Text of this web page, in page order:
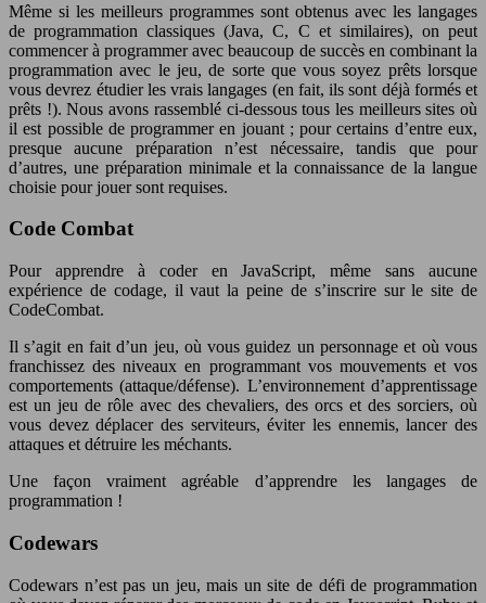
Même si les meilleurs programmes sont obtenus avec les langages
de programmation classiques (Java, C, C et similaires), on peut
commencer à programmer avec beaucoup de succès en combinant la
programmation avec le jeu, de sorte que vous soyez prêts lorsque
vous devrez étudier les vrais langages (en fait, ils sont déjà formés et
prêts !). Nous avons rassemblé ci-dessous tous les meilleurs sites où
il est possible de programmer en jouant ; pour certains d’entre eux,
presque aucune préparation n’est nécessaire, tandis que pour
d’autres, une préparation minimale et la connaissance de la langue
choisie pour jouer sont requises.
Code Combat
Pour apprendre à coder en JavaScript, même sans aucune
expérience de codage, il vaut la peine de s’inscrire sur le site de
CodeCombat.
Il s’agit en fait d’un jeu, où vous guidez un personnage et où vous
franchissez des niveaux en programmant vos mouvements et vos
comportements (attaque/défense). L’environnement d’apprentissage
est un jeu de rôle avec des chevaliers, des orcs et des sorciers, où
vous devez déplacer des serviteurs, éviter les ennemis, lancer des
attaques et détruire les méchants.
Une façon vraiment agréable d’apprendre les langages de
programmation !
Codewars
Codewars n’est pas un jeu, mais un site de défi de programmation